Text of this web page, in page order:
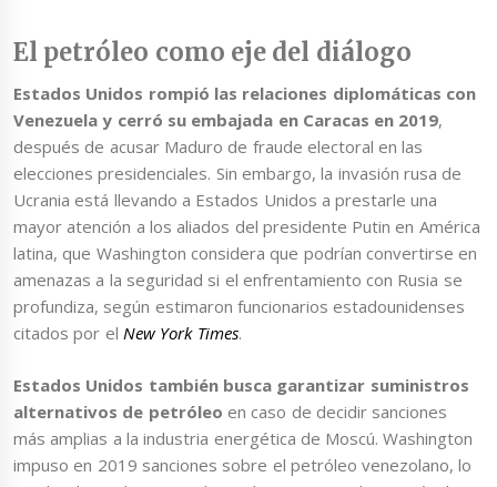
El petróleo como eje del diálogo
Estados Unidos rompió las relaciones diplomáticas con
Venezuela y cerró su embajada en Caracas en 2019,
después de acusar Maduro de fraude electoral en las
elecciones presidenciales. Sin embargo, la invasión rusa de
Ucrania está llevando a Estados Unidos a prestarle una
mayor atención a los aliados del presidente Putin en América
latina, que Washington considera que podrían convertirse en
amenazas a la seguridad si el enfrentamiento con Rusia se
profundiza, según estimaron funcionarios estadounidenses
citados por el New York Times.
Estados Unidos también busca garantizar suministros
alternativos de petróleo en caso de decidir sanciones
más amplias a la industria energética de Moscú. Washington
impuso en 2019 sanciones sobre el petróleo venezolano, lo